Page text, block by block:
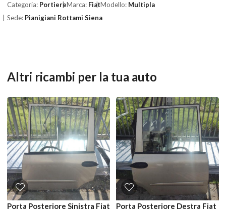
Categoria: PortiereMarca: FiatModello: Multipla
Sede: Pianigiani Rottami Siena
Altri ricambi per la tua auto
Porta Posteriore Sinistra Fiat
Porta Posteriore Destra Fiat